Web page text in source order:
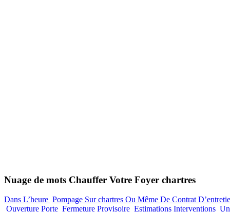
Nuage de mots Chauffer Votre Foyer chartres
Dans L’heure Pompage Sur chartres Ou Même De Contrat
Ouverture Porte Fermeture Provisoire Estimations Interventions